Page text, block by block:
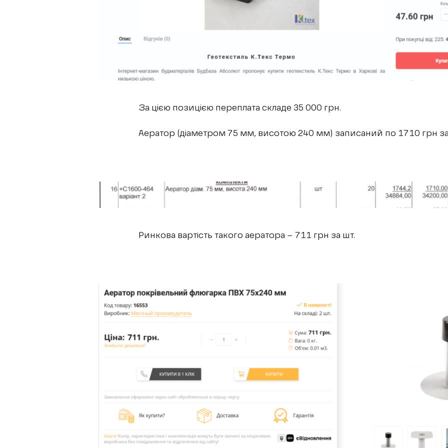
За цією позицією переплата складе 35 000 грн.
Аератор (діаметром 75 мм, висотою 240 мм) записаний по 1710 грн
Ринкова вартість такого аератора – 711 грн за шт.